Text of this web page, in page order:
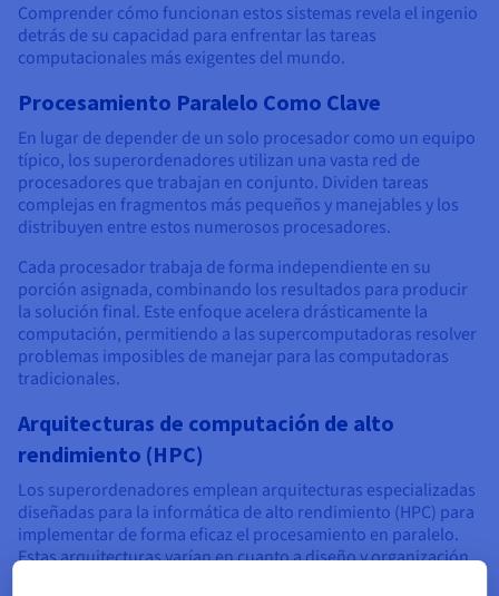
Comprender cómo funcionan estos sistemas revela el ingenio
detrás de su capacidad para enfrentar las tareas
computacionales más exigentes del mundo.
Procesamiento Paralelo Como Clave
En lugar de depender de un solo procesador como un equipo
típico, los superordenadores utilizan una vasta red de
procesadores que trabajan en conjunto. Dividen tareas
complejas en fragmentos más pequeños y manejables y los
distribuyen entre estos numerosos procesadores.
Cada procesador trabaja de forma independiente en su
porción asignada, combinando los resultados para producir
la solución final. Este enfoque acelera drásticamente la
computación, permitiendo a las supercomputadoras resolver
problemas imposibles de manejar para las computadoras
tradicionales.
Arquitecturas de computación de alto
rendimiento (HPC)
Los superordenadores emplean arquitecturas especializadas
diseñadas para la informática de alto rendimiento (HPC) para
implementar de forma eficaz el procesamiento en paralelo.
Estas arquitecturas varían en cuanto a diseño y organización,